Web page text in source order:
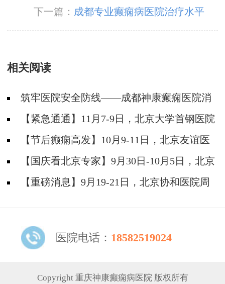
下一篇： 成都专业癫痫病医院治疗水平
相关阅读
筑牢医院安全防线——成都神康癫痫医院消
防安全培训纪实
【紧急通通】11月7-9日，北京大学首钢医院
神经内科胡颖教授亲临成都会诊，破解癫痫疑难
【节后癫痫高发】10月9-11日，北京友谊医
院陈葵博士免费会诊+治疗援助，破解癫痫难
题！
【国庆看北京专家】9月30日-10月5日，北京
天坛&首钢医院两大专家蓉城亲诊+癫痫大额救
【重磅消息】9月19-21日，北京协和医院周
线！
医院电话： 18582519024
Copyright 重庆神康癫痫病医院 版权所有